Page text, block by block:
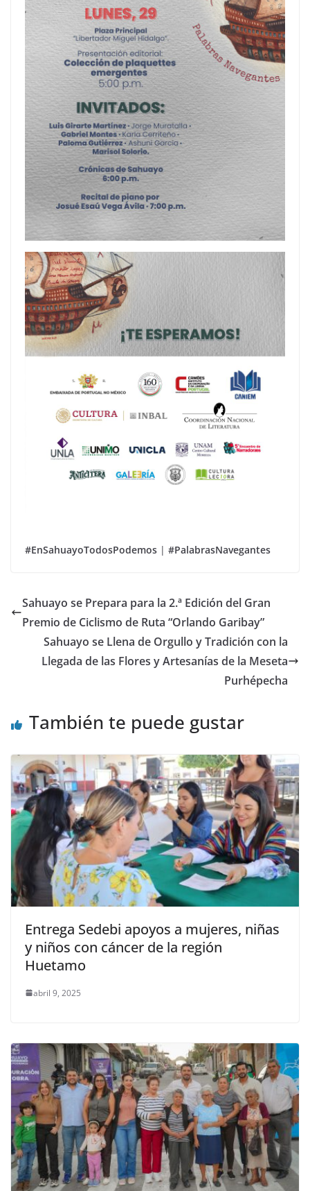
#EnSahuayoTodosPodemos | #PalabrasNavegantes
Sahuayo se Prepara para la 2.ª Edición del Gran
Premio de Ciclismo de Ruta “Orlando Garibay”
Sahuayo se Llena de Orgullo y Tradición con la
Llegada de las Flores y Artesanías de la Meseta
Purhépecha
También te puede gustar
Entrega Sedebi apoyos a mujeres, niñas
y niños con cáncer de la región
Huetamo
abril 9, 2025